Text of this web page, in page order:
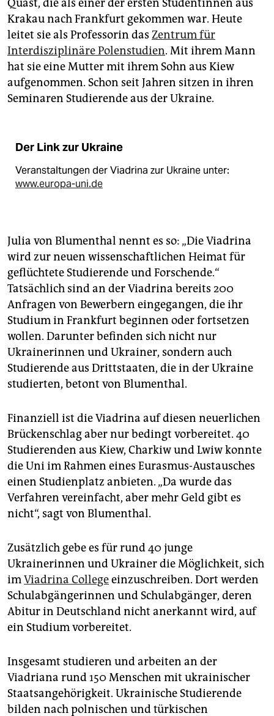
Quast, die als einer der ersten Studentinnen aus
Krakau nach Frankfurt gekommen war. Heute
leitet sie als Professorin das Zentrum für
Interdisziplinäre Polenstudien. Mit ihrem Mann
hat sie eine Mutter mit ihrem Sohn aus Kiew
aufgenommen. Schon seit Jahren sitzen in ihren
Seminaren Studierende aus der Ukraine.
Der Link zur Ukraine
Veranstaltungen der Viadrina zur Ukraine unter:
www.europa-uni.de
Julia von Blumenthal nennt es so: „Die Viadrina
wird zur neuen wissenschaftlichen Heimat für
geflüchtete Studierende und Forschende.“
Tatsächlich sind an der Viadrina bereits 200
Anfragen von Bewerbern eingegangen, die ihr
Studium in Frankfurt beginnen oder fortsetzen
wollen. Darunter befinden sich nicht nur
Ukrainerinnen und Ukrainer, sondern auch
Studierende aus Drittstaaten, die in der Ukraine
studierten, betont von Blumenthal.
Finanziell ist die Viadrina auf diesen neuerlichen
Brückenschlag aber nur bedingt vorbereitet. 40
Studierenden aus Kiew, Charkiw und Lwiw konnte
die Uni im Rahmen eines Eurasmus-Austausches
einen Studienplatz anbieten. „Da wurde das
Verfahren vereinfacht, aber mehr Geld gibt es
nicht“, sagt von Blumenthal.
Zusätzlich gebe es für rund 40 junge
Ukrainerinnen und Ukrainer die Möglichkeit, sich
imViadrina Collegeeinzuschreiben. Dort werden
Schulabgängerinnen und Schulabgänger, deren
Abitur in Deutschland nicht anerkannt wird, auf
ein Studium vorbereitet.
Insgesamt studieren und arbeiten an der
Viadriana rund 150 Menschen mit ukrainischer
Staatsangehörigkeit. Ukrainische Studierende
bilden nach polnischen und türkischen